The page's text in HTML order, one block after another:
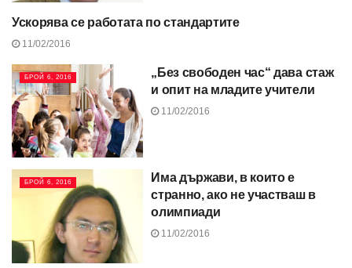
БРОЙ 6, 2016
Ускорява се работата по стандартите
11/02/2016
БРОЙ 6, 2016
„Без свободен час“ дава стаж
и опит на младите учители
11/02/2016
БРОЙ 6, 2016
Има държави, в които е
странно, ако не участваш в
олимпиади
11/02/2016